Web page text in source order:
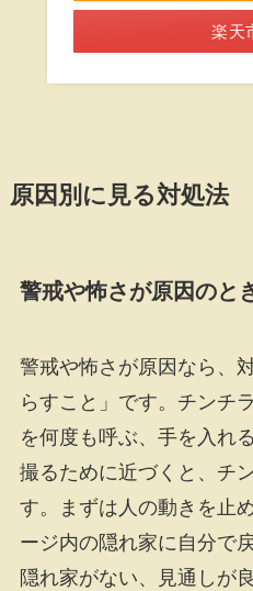
楽天
原因別に見る対処法
警戒や怖さが原因のと
警戒や怖さが原因なら、
らすこと」です。チンチ
を何度も呼ぶ、手を入れ
撮るために近づくと、チ
す。まずは人の動きを止
ージ内の隠れ家に自分で
隠れ家がない、見通しが